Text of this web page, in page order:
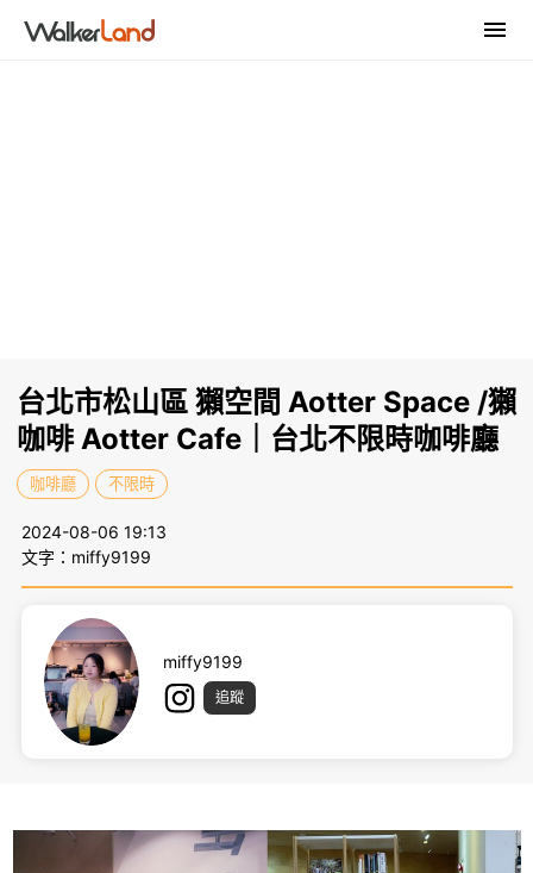
台北市松山區 獺空間 Aotter Space /獺
咖啡 Aotter Cafe｜台北不限時咖啡廳
咖啡廳 不限時
2024-08-06 19:13
文字：miffy9199
miffy9199
追蹤